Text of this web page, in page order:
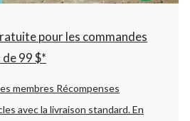
pour les commandes
99 $*
membres Récompenses
avec la livraison standard.En